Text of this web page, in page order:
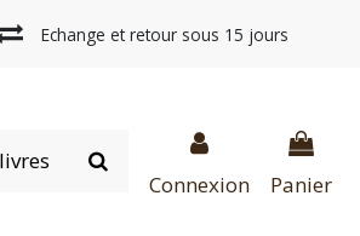
Echange et retour sous 15 jours
Connexion Panier